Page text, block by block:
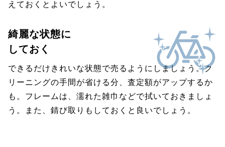
えておくとよいでしょう。
綺麗な状態に
しておく
できるだけきれいな状態で売るようにしましょう。ク
リーニングの手間が省ける分、査定額がアップするか
も。フレームは、濡れた雑巾などで拭いておきましょ
う。また、錆び取りもしておくと良いでしょう。